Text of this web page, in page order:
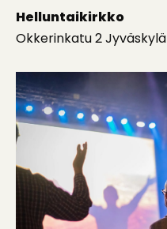
Helluntaikirkko
Okkerinkatu 2 Jyväskylä